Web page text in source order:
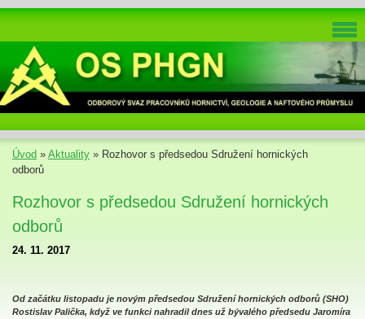
Úvod » Aktuality » Rozhovor s předsedou Sdružení hornických
odborů
Rozhovor s předsedou Sdružení hornických
odborů
24. 11. 2017
Od začátku listopadu je novým předsedou Sdružení hornických odborů (SHO)
Rostislav Palička, když ve funkci nahradil dnes už bývalého předsedu Jaromíra